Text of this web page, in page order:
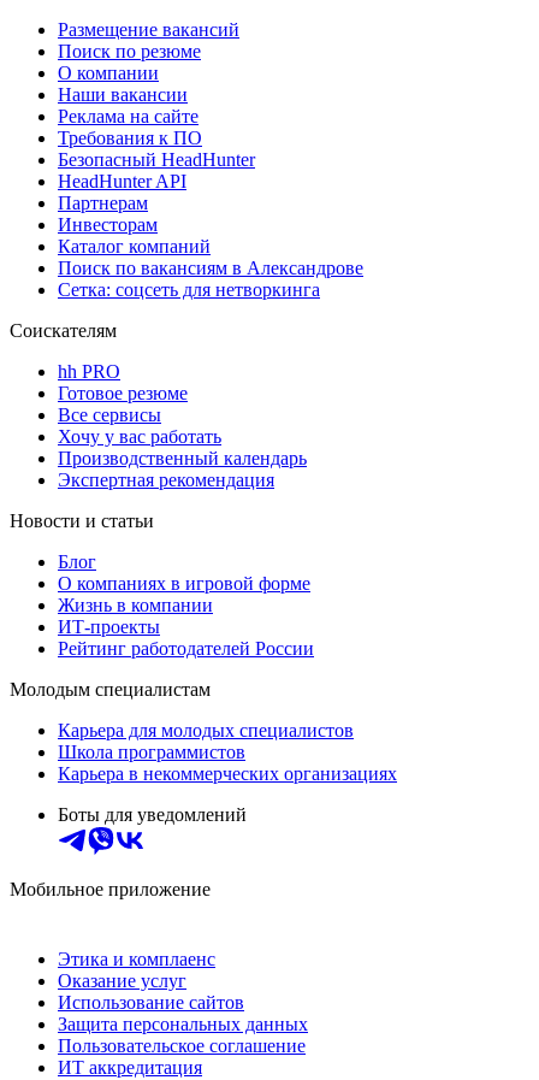
Размещение вакансий
Поиск по резюме
О компании
Наши вакансии
Реклама на сайте
Требования к ПО
Безопасный HeadHunter
HeadHunter API
Партнерам
Инвесторам
Каталог компаний
Поиск по вакансиям в Александрове
Сетка: соцсеть для нетворкинга
Соискателям
hh PRO
Готовое резюме
Все сервисы
Хочу у вас работать
Производственный календарь
Экспертная рекомендация
Новости и статьи
Блог
О компаниях в игровой форме
Жизнь в компании
ИТ-проекты
Рейтинг работодателей России
Молодым специалистам
Карьера для молодых специалистов
Школа программистов
Карьера в некоммерческих организациях
Боты для уведомлений
Мобильное приложение
Этика и комплаенс
Оказание услуг
Использование сайтов
Защита персональных данных
Пользовательское соглашение
ИТ аккредитация